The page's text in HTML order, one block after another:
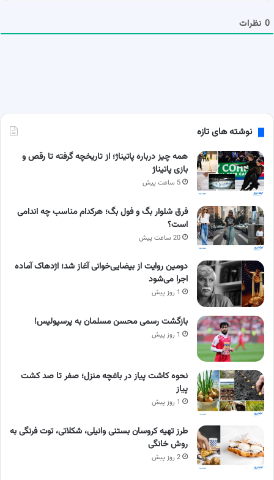
م
0 نظرات
نوشته های تازه
همه چیز درباره پاتیناژ؛ از تاریخچه گرفته تا رقص و
بازی پاتیناژ
5 ساعت پیش
فرق شلوار بگ و فول بگ؛ هرکدام مناسب چه اندامی
است؟
20 ساعت پیش
دومین روایت از بیضایی‌خوانی آغاز شد؛ اژدهاک آماده
اجرا می‌شود
1 روز پیش
بازگشت رسمی محسن مسلمان به پرسپولیس!
1 روز پیش
نحوه کاشت پیاز در باغچه منزل؛ صفر تا صد کشت
پیاز
1 روز پیش
طرز تهیه کروسان بستنی وانیلی، شکلاتی، توت فرنگی به
روش خانگی
2 روز پیش